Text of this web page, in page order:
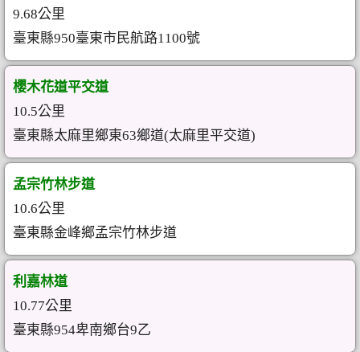
9.68公里
臺東縣950臺東市民航路1100號
櫻木花道平交道
10.5公里
臺東縣太麻里鄉東63鄉道(太麻里平交道)
孟宗竹林步道
10.6公里
臺東縣金峰鄉孟宗竹林步道
利嘉林道
10.77公里
臺東縣954卑南鄉台9乙